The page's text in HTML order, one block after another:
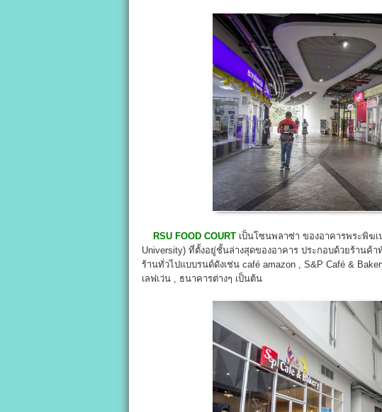
RSU FOOD COURT เป็นโซนพลาซ่า ของอาคารพระพิฆ
University) ที่ตั้งอยู่ชั้นล่างสุดของอาคาร ประกอบด้วยร้านค้
ร้านทั่วไปแบบรนด์ดังเช่น café amazon , S&P Café &
เลฟเว่น , ธนาคารต่างๆ เป็นต้น